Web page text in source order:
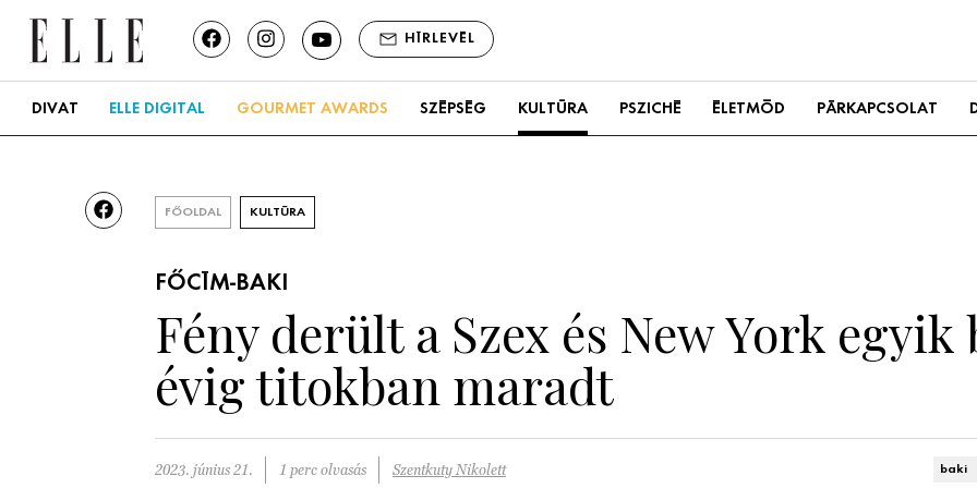
HÍRLEVÉL
DIVAT ELLE DIGITAL GOURMET AWARDS SZÉPSÉG KULTÚRA PSZICHÉ ÉLETMÓD PÁRKAPCSOLAT
FŐOLDAL KULTÚRA
FŐCÍM-BAKI
Fény derült a Szex és New York egyik
évig titokban maradt
2023. június 21. 1 perc olvasás Szentkuty Nikolett baki